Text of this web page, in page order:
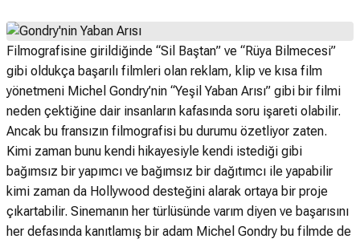
Filmografisine girildiğinde “Sil Baştan” ve “Rüya Bilmecesi”
gibi oldukça başarılı filmleri olan reklam, klip ve kısa film
yönetmeni Michel Gondry’nin “Yeşil Yaban Arısı” gibi bir filmi
neden çektiğine dair insanların kafasında soru işareti olabilir.
Ancak bu fransızın filmografisi bu durumu özetliyor zaten.
Kimi zaman bunu kendi hikayesiyle kendi istediği gibi
bağımsız bir yapımcı ve bağımsız bir dağıtımcı ile yapabilir
kimi zaman da Hollywood desteğini alarak ortaya bir proje
çıkartabilir. Sinemanın her türlüsünde varım diyen ve başarısını
her defasında kanıtlamış bir adam Michel Gondry bu filmde de